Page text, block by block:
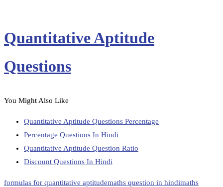
Quantitative Aptitude
Questions
You Might Also Like
Quantitative Aptitude Questions Percentage
Percentage Questions In Hindi
Quantitative Aptitude Question Ratio
Discount Questions In Hindi
formulas for quantitative aptitudemaths question in hindimaths